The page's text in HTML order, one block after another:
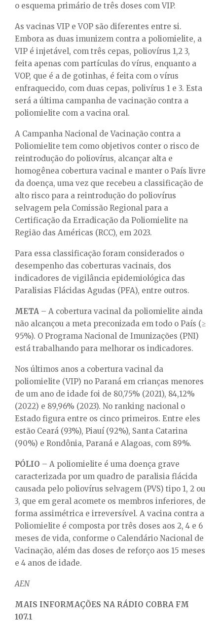
o esquema primário de três doses com VIP.
As vacinas VIP e VOP são diferentes entre si.
Embora as duas imunizem contra a poliomielite, a
VIP é injetável, com três cepas, poliovírus 1,2 3,
feita apenas com partículas do vírus, enquanto a
VOP, que é a de gotinhas, é feita com o vírus
enfraquecido, com duas cepas, polivírus 1 e 3. Esta
será a última campanha de vacinação contra a
poliomielite com a vacina oral.
A Campanha Nacional de Vacinação contra a
Poliomielite tem como objetivos conter o risco de
reintrodução do poliovírus, alcançar alta e
homogênea cobertura vacinal e manter o País livre
da doença, uma vez que recebeu a classificação de
alto risco para a reintrodução do poliovírus
selvagem pela Comissão Regional para a
Certificação da Erradicação da Poliomielite na
Região das Américas (RCC), em 2023.
Para essa classificação foram considerados o
desempenho das coberturas vacinais, dos
indicadores de vigilância epidemiológica das
Paralisias Flácidas Agudas (PFA), entre outros.
META – A cobertura vacinal da poliomielite ainda
não alcançou a meta preconizada em todo o País (≥
95%). O Programa Nacional de Imunizações (PNI)
está trabalhando para melhorar os indicadores.
Nos últimos anos a cobertura vacinal da
poliomielite (VIP) no Paraná em crianças menores
de um ano de idade foi de 80,75% (2021), 84,12%
(2022) e 89,96% (2023). No ranking nacional o
Estado figura entre os cinco primeiros. Entre eles
estão Ceará (93%), Piauí (92%), Santa Catarina
(90%) e Rondônia, Paraná e Alagoas, com 89%.
PÓLIO – A poliomielite é uma doença grave
caracterizada por um quadro de paralisia flácida
causada pelo poliovírus selvagem (PVS) tipo 1, 2 ou
3, que em geral acomete os membros inferiores, de
forma assimétrica e irreversível. A vacina contra a
Poliomielite é composta por três doses aos 2, 4 e 6
meses de vida, conforme o Calendário Nacional de
Vacinação, além das doses de reforço aos 15 meses
e 4 anos de idade.
AEN
MAIS INFORMAÇÕES NA RÁDIO COBRA FM
107.1